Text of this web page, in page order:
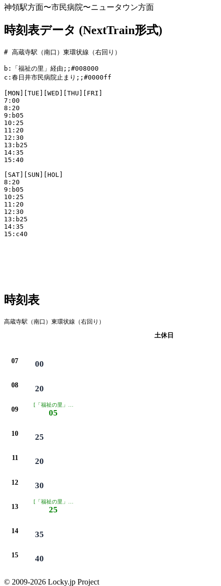
神領駅方面〜市民病院〜ニュータウン方面
時刻表データ (NextTrain形式)
# 高蔵寺駅（南口）東環状線（右回り）
b:「福祉の里」経由;;#008000
c:春日井市民病院止まり;;#0000ff
[MON][TUE][WED][THU][FRI]
7:00
8:20
9:b05
10:25
11:20
12:30
13:b25
14:35
15:40
[SAT][SUN][HOL]
8:20
9:b05
10:25
11:20
12:30
13:b25
14:35
15:c40
時刻表
高蔵寺駅（南口）東環状線（右回り）
土休日
07 00
08 20
09
[「福祉の里」経由]
05
10 25
11 20
12 30
13
[「福祉の里」経由]
25
14 35
15 40
© 2009-2026 Locky.jp Project